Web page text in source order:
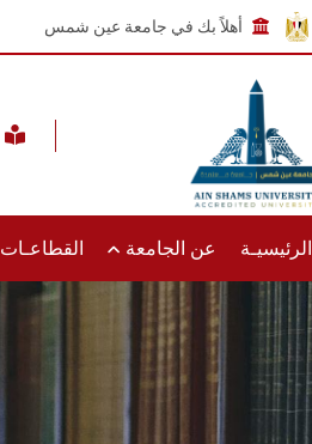
أهلاً بك في جامعة عين شمس
الرئيسيـة عن الجامعة القطاعـات